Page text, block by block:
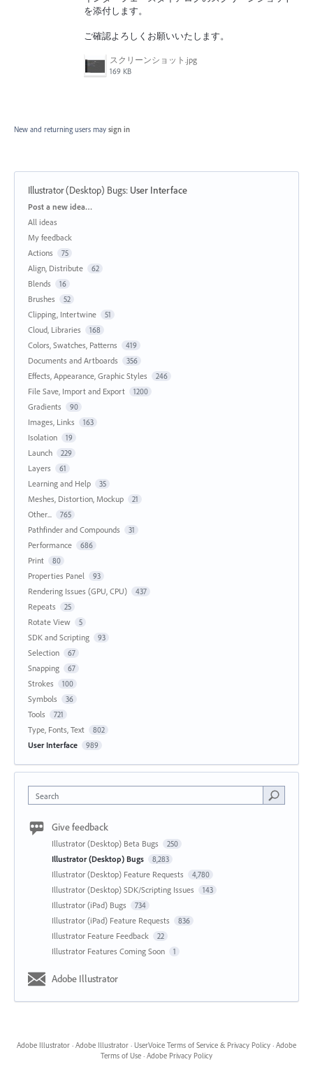
を添付します。
ご確認よろしくお願いいたします。
スクリーンショット.jpg
169 KB
New and returning users may sign in
Illustrator (Desktop) Bugs: User Interface
Categories
Post a new idea…
All ideas
My feedback
Actions
75
Align, Distribute 62
Blends 16
Brushes 52
Clipping, Intertwine 51
Cloud, Libraries 168
Colors, Swatches, Patterns 419
Documents and Artboards 356
Effects, Appearance, Graphic Styles 246
File Save, Import and Export 1200
Gradients 90
Images, Links 163
Isolation 19
Launch 229
Layers 61
Learning and Help 35
Meshes, Distortion, Mockup 21
Other... 765
Pathfinder and Compounds 31
Performance 686
Print 80
Properties Panel 93
Rendering Issues (GPU, CPU) 437
Repeats 25
Rotate View 5
SDK and Scripting 93
Selection 67
Snapping 67
Strokes 100
Symbols 36
Tools 721
Type, Fonts, Text 802
User Interface 989
Search
Give feedback
Illustrator (Desktop) Beta Bugs 250
Illustrator (Desktop) Bugs 8,283
Illustrator (Desktop) Feature Requests 4,780
Illustrator (Desktop) SDK/Scripting Issues 143
Illustrator (iPad) Bugs 734
Illustrator (iPad) Feature Requests 836
Illustrator Feature Feedback 22
Illustrator Features Coming Soon 1
Adobe Illustrator
Adobe Illustrator · Adobe Illustrator · UserVoice Terms of Service & Privacy Policy · Adobe
Terms of Use · Adobe Privacy Policy